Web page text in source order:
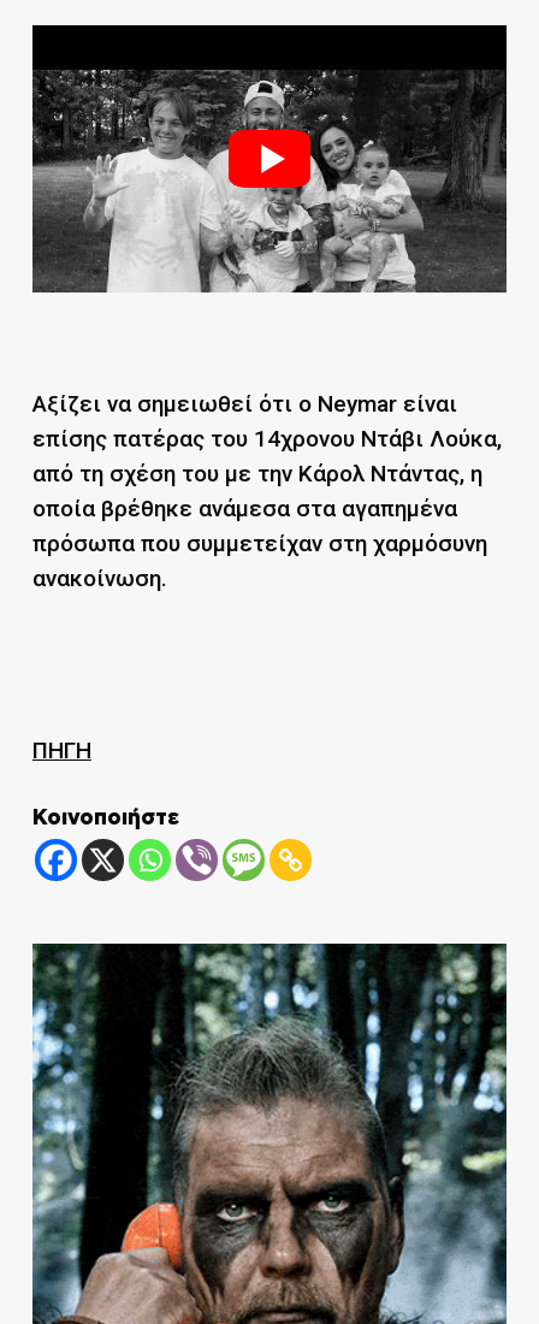
Αξίζει να σημειωθεί ότι ο Neymar είναι
επίσης πατέρας του 14χρονου Ντάβι Λούκα,
από τη σχέση του με την Κάρολ Ντάντας, η
οποία βρέθηκε ανάμεσα στα αγαπημένα
πρόσωπα που συμμετείχαν στη χαρμόσυνη
ανακοίνωση.
ΠΗΓΗ
Κοινοποιήστε